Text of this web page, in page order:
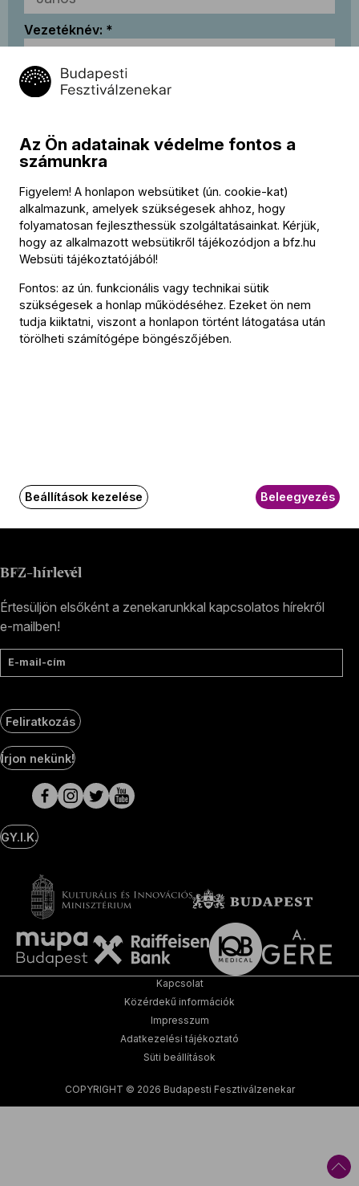
Vezetéknév:
E-mail-cím:
Elfogadom aBFZ Adatkezelési tájékoztatóját
* Kötelező mezők
Fizetés
Kapcsolat
1036 Budapest,
Nagyszombat utca 1.
BFZ-hírlevél
Értesüljön elsőként a zenekarunkkal kapcsolatos hírekről
e-mailben!
E-mail-cím
Feliratkozás
Social
Media
oldalak
Írjon nekünk!
GY.I.K.
COPYRIGHT © 2026 Budapesti Fesztiválzenekar
Kapcsolat
Közérdekű információk
Impresszum
Adatkezelési tájékoztató
Süti beállítások
Az Ön adatainak védelme fontos a
számunkra
Figyelem! A honlapon websütiket (ún. cookie-kat)
alkalmazunk, amelyek szükségesek ahhoz, hogy
folyamatosan fejleszthessük szolgáltatásainkat. Kérjük,
hogy az alkalmazott websütikről tájékozódjon a bfz.hu
Websüti tájékoztatójából!
Fontos: az ún. funkcionális vagy technikai sütik
szükségesek a honlap működéséhez. Ezeket ön nem
tudja kiiktatni, viszont a honlapon történt látogatása után
törölheti számítógépe böngészőjében.
Beállítások kezelése Beleegyezés